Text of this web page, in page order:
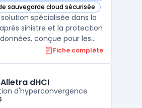
sauvegarde cloud sécurisée
cette catégorie
spécialisée dans la
sinistre et la protection
conçue pour les
dans des
Zerto offre une
des appl ...
Fiche complète
Alletra dHCI
d'hyperconvergence